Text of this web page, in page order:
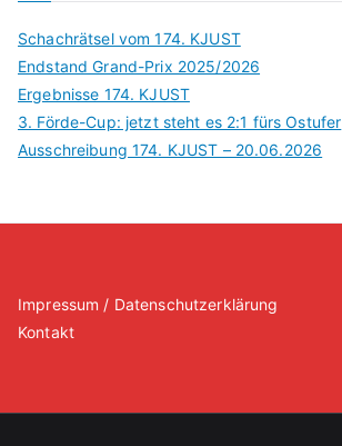
Schachrätsel vom 174. KJUST
Endstand Grand-Prix 2025/2026
Ergebnisse 174. KJUST
3. Förde-Cup: jetzt steht es 2:1 fürs Ostufer
Ausschreibung 174. KJUST – 20.06.2026
Impressum / Datenschutzerklärung
Kontakt